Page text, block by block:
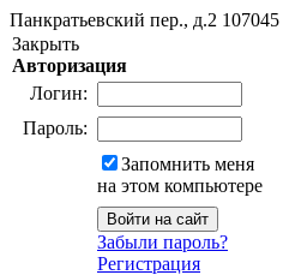
Панкратьевский пер., д.2 107045
Закрыть
Авторизация
Логин:
Пароль:
Запомнить меня
на этом компьютере
Забыли пароль?
Регистрация